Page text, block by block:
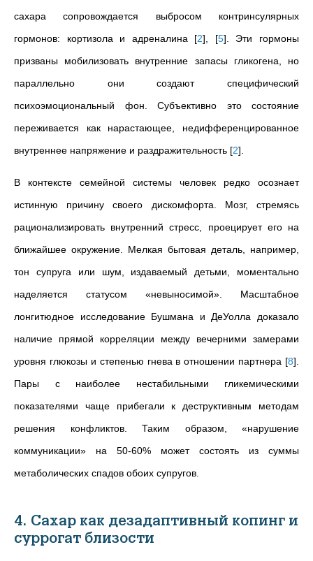
сахара сопровождается выбросом контринсулярных
гормонов: кортизола и адреналина [2] [5] . Эти гормоны
призваны мобилизовать внутренние запасы гликогена, но
параллельно они создают специфический
психоэмоциональный фон. Субъективно это состояние
переживается как нарастающее, недифференцированное
внутреннее напряжение и раздражительность [2]
В контексте семейной системы человек редко осознает
истинную причину своего дискомфорта. Мозг, стремясь
рационализировать внутренний стресс, проецирует его на
ближайшее окружение. Мелкая бытовая деталь, например,
тон супруга или шум, издаваемый детьми, моментально
наделяется статусом «невыносимой». Масштабное
лонгитюдное исследование Бушмана и ДеУолла доказало
наличие прямой корреляции между вечерними замерами
уровня глюкозы и степенью гнева в отношении партнера [8]
Пары с наиболее нестабильными гликемическими
показателями чаще прибегали к деструктивным методам
решения конфликтов. Таким образом, «нарушение
коммуникации» на 50-60% может состоять из суммы
метаболических спадов обоих супругов.
4. Сахар как дезадаптивный копинг и
суррогат близости